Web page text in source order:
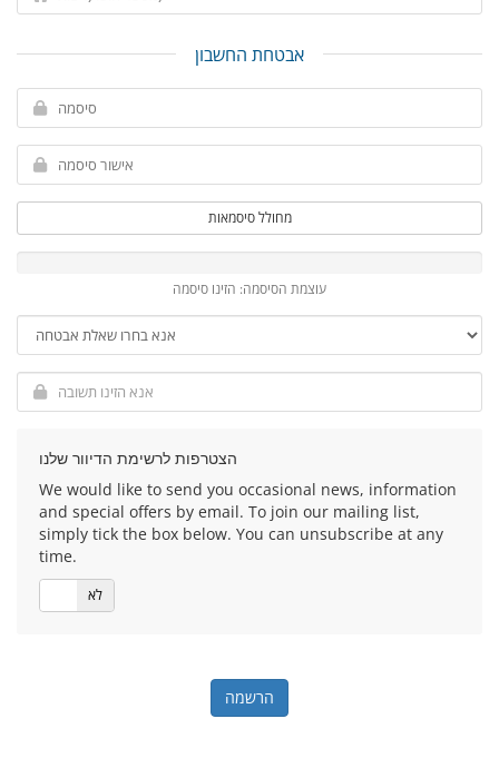
אבטחת החשבון
מחולל סיסמאות
עוצמת הסיסמה: הזינו סיסמה
הצטרפות לרשימת הדיוור שלנו
We would like to send you occasional news, information
and special offers by email. To join our mailing list,
simply tick the box below. You can unsubscribe at any
time.
לא